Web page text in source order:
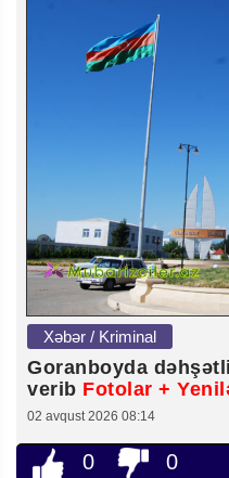
Xəbər / Kriminal
Goranboyda
verib Fotolar +
02 avqust 2026 08:14
0 0